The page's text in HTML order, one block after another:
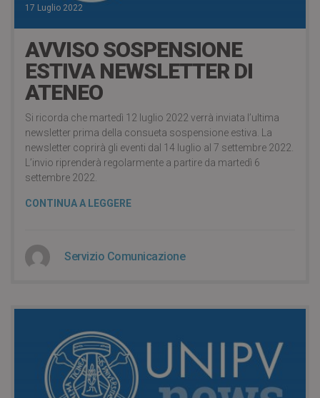
17 Luglio 2022
AVVISO SOSPENSIONE
ESTIVA NEWSLETTER DI
ATENEO
Si ricorda che martedì 12 luglio 2022 verrà inviata l’ultima
newsletter prima della consueta sospensione estiva. La
newsletter coprirà gli eventi dal 14 luglio al 7 settembre 2022.
L’invio riprenderà regolarmente a partire da martedì 6
settembre 2022.
CONTINUA A LEGGERE
Servizio Comunicazione